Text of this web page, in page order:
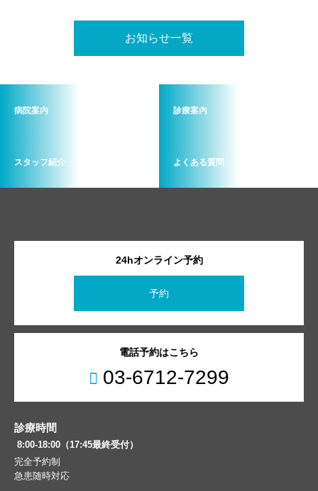
もぜひご相談ください✨️
お知らせ一覧
病院案内 診療案内
スタッフ紹介 よくある質問
24hオンライン予約
予約
電話予約はこちら
03-6712-7299
診療時間
8:00-18:00（17:45最終受付）
完全予約制
急患随時対応